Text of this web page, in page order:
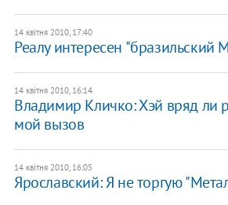
14 квітня 2010, 17:40
Реалу интересен "бразильский
14 квітня 2010, 16:14
Владимир Кличко: Хэй вряд ли
мой вызов
14 квітня 2010, 16:05
Ярославский: Я не торгую